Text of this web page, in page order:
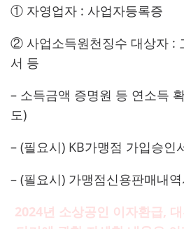
① 자영업자 : 사업자등록증
② 사업소득원천징수 대상자 :
서 등
– 소득금액 증명원 등 연소득
도)
– (필요시) KB가맹점 가입승인
– (필요시) 가맹점신용판매내
2024년 소상공인 이자환급,